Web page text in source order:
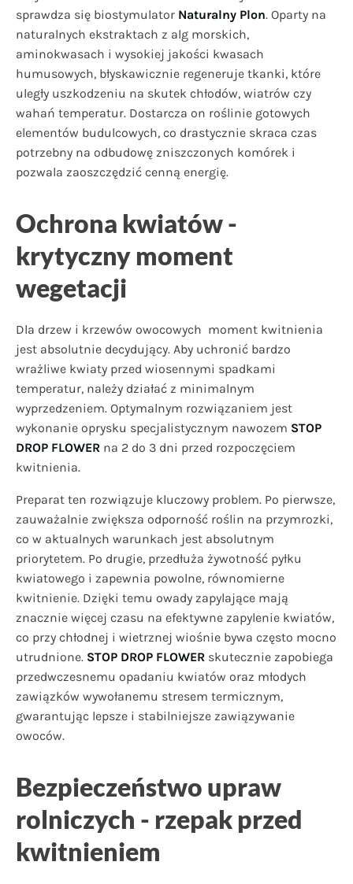
sprawdza się biostymulator Naturalny Plon. Oparty na
naturalnych ekstraktach z alg morskich,
aminokwasach i wysokiej jakości kwasach
humusowych, błyskawicznie regeneruje tkanki, które
uległy uszkodzeniu na skutek chłodów, wiatrów czy
wahań temperatur. Dostarcza on roślinie gotowych
elementów budulcowych, co drastycznie skraca czas
potrzebny na odbudowę zniszczonych komórek i
pozwala zaoszczędzić cenną energię.
Ochrona kwiatów -
krytyczny moment
wegetacji
Dla drzew i krzewów owocowych moment kwitnienia
jest absolutnie decydujący. Aby uchronić bardzo
wrażliwe kwiaty przed wiosennymi spadkami
temperatur, należy działać z minimalnym
wyprzedzeniem. Optymalnym rozwiązaniem jest
wykonanie oprysku specjalistycznym nawozem STOP
DROP FLOWER na 2 do 3 dni przed rozpoczęciem
kwitnienia.
Preparat ten rozwiązuje kluczowy problem. Po pierwsze,
zauważalnie zwiększa odporność roślin na przymrozki,
co w aktualnych warunkach jest absolutnym
priorytetem. Po drugie, przedłuża żywotność pyłku
kwiatowego i zapewnia powolne, równomierne
kwitnienie. Dzięki temu owady zapylające mają
znacznie więcej czasu na efektywne zapylenie kwiatów,
co przy chłodnej i wietrznej wiośnie bywa często mocno
utrudnione. STOP DROP FLOWER skutecznie zapobiega
przedwczesnemu opadaniu kwiatów oraz młodych
zawiązków wywołanemu stresem termicznym,
gwarantując lepsze i stabilniejsze zawiązywanie
owoców.
Bezpieczeństwo upraw
rolniczych - rzepak przed
kwitnieniem